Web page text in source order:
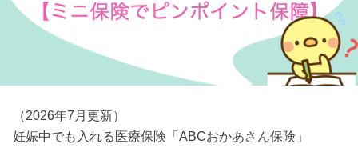
（2026年7月更新）
妊娠中でも入れる医療保険「ABCおかあさん保険」